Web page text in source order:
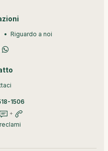
Riguardo a noi
1506
+